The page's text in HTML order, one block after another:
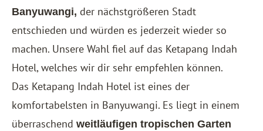
Banyuwangi, der nächstgrößeren Stadt
entschieden und würden es jederzeit wieder so
machen. Unsere Wahl fiel auf das Ketapang Indah
Hotel, welches wir dir sehr empfehlen können.
Das Ketapang Indah Hotel ist eines der
komfortabelsten in Banyuwangi. Es liegt in einem
überraschend weitläufigen tropischen Garten